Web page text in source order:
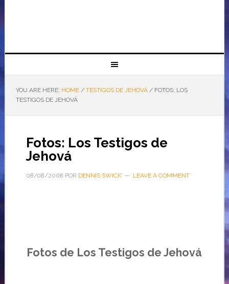
YOU ARE HERE: HOME / TESTIGOS DE JEHOVÁ /FOTOS: LOS
TESTIGOS DE JEHOVÁ
Fotos: Los Testigos de
Jehová
08/08/2008 POR DENNIS SWICK LEAVE A COMMENT
Fotos de Los Testigos de Jehová